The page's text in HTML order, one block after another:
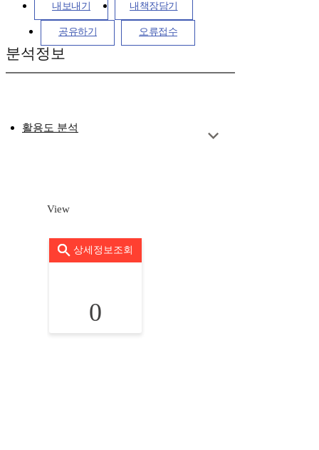
내보내기 내책장담기
공유하기 오류접수
분석정보
활용도 분석
View
상세정보조회
0